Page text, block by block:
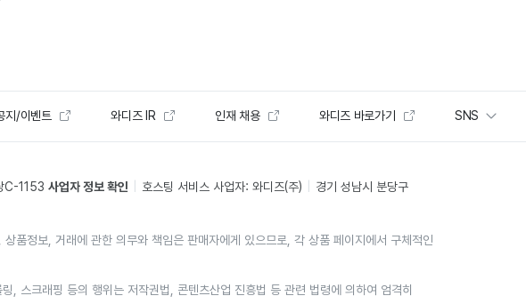
지/이벤트 와디즈 IR 인재 채용 와디즈 바로가기 SNS
C-1153 사업자 정보 확인 호스팅 서비스 사업자: 와디즈(주)
경기 성남시 분당구
품정보, 거래에 관한 의무와 책임은 판매자에게 있으므로, 각 상품 페이지에서 구체적인
스크래핑 등의 행위는 저작권법, 콘텐츠산업 진흥법 등 관련 법령에 의하여 엄격히